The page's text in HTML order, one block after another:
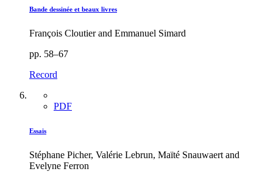
Bande dessinée et beaux livres
François Cloutier and Emmanuel Simard
pp. 58–67
Record
PDF
Essais
Stéphane Picher, Valérie Lebrun, Maïté Snauwaert and
Evelyne Ferron